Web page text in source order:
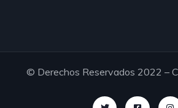
© Derechos Reservados 2022 –